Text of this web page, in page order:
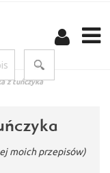
z tuńczyka
moich przepisów)